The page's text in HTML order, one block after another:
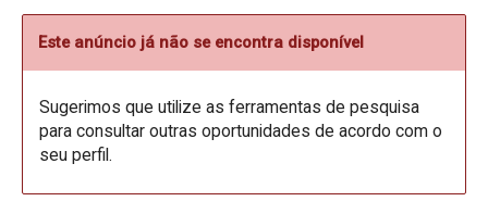
Este anúncio já não se encontra disponível
Sugerimos que utilize as ferramentas de pesquisa
para consultar outras oportunidades de acordo com o
seu perfil.